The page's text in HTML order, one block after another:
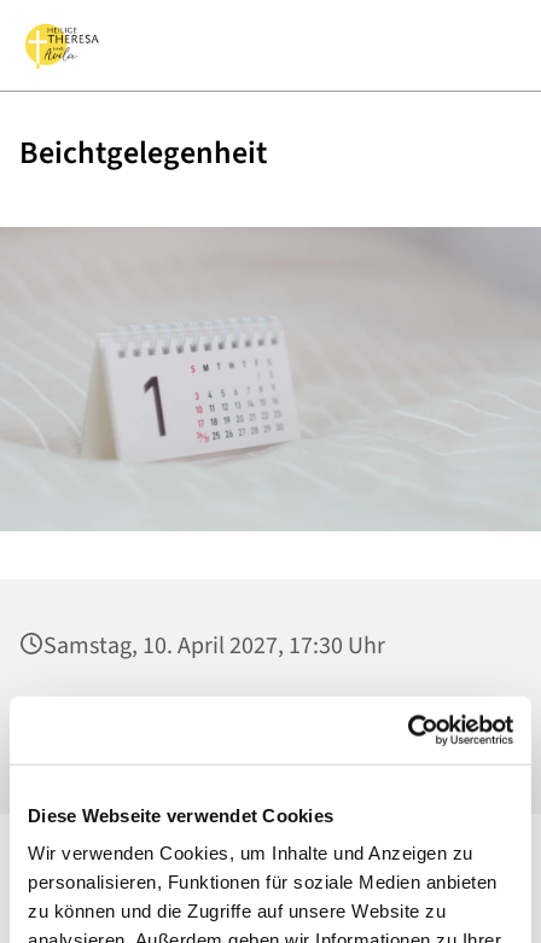
Diese Webseite verwendet Cookies
Wir verwenden Cookies, um Inhalte und Anzeigen zu
personalisieren, Funktionen für soziale Medien anbieten
zu können und die Zugriffe auf unsere Website zu
Beichtgelegenheit
Samstag, 10. April 2027, 17:30 Uhr
St. Josef - Berlin-Weißensee, Pfarrkirche,